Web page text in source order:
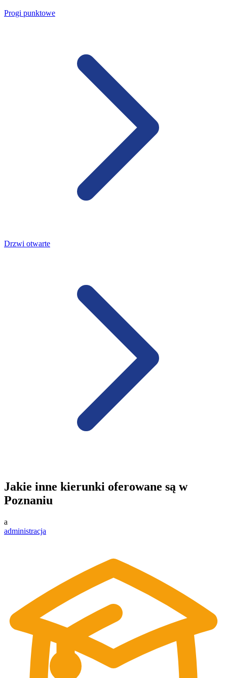
Progi punktowe
Drzwi otwarte
Jakie inne kierunki oferowane są w
Poznaniu
a
administracja